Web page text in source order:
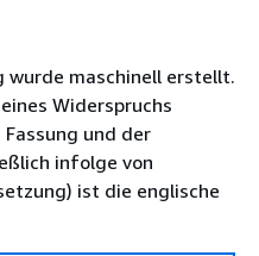
wurde maschinell erstellt.
Widerspruchs
und der
infolge von
ist die englische